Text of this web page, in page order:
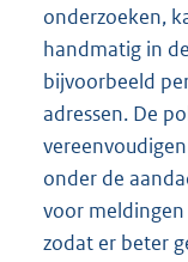
onderzoeken,
handmatig in
bijvoorbeeld
adressen. De
onder de
voor meldingen
zodat er beter